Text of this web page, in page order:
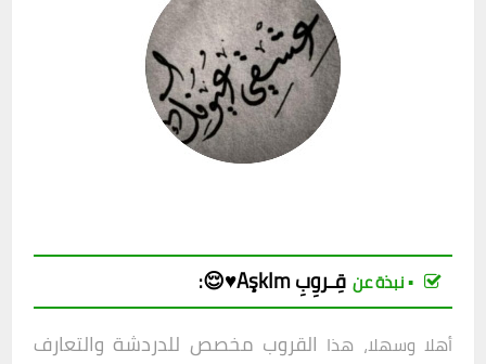
▪︎ نبذة عن قِـروِبِAşkIm♥️😌
:
أهلا وسهلا، هذا القروب مخصص للدردشة والتعارف